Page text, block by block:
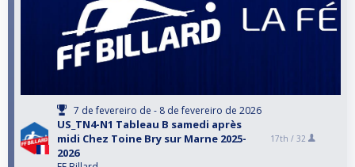
7 de fevereiro de - 8 de fevereiro de 2026
US_TN4-N1 Tableau B samedi après
midi Chez Toine Bry sur Marne 2025-
2026
17th / 32